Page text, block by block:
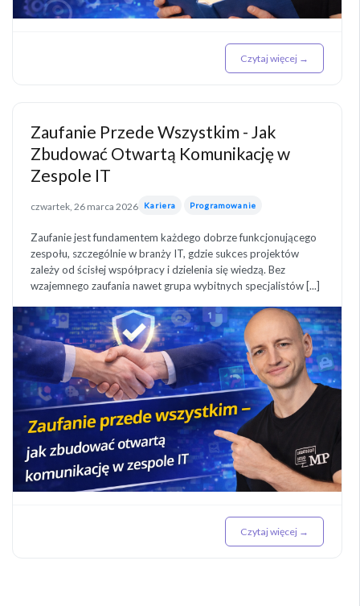
Czytaj więcej →
Zaufanie Przede Wszystkim - Jak
Zbudować Otwartą Komunikację w
Zespole IT
czwartek, 26 marca 2026 Kariera Programowanie
Zaufanie jest fundamentem każdego dobrze funkcjonującego
zespołu, szczególnie w branży IT, gdzie sukces projektów
zależy od ścisłej współpracy i dzielenia się wiedzą. Bez
wzajemnego zaufania nawet grupa wybitnych specjalistów [...]
Czytaj więcej →